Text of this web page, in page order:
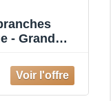
- Grand